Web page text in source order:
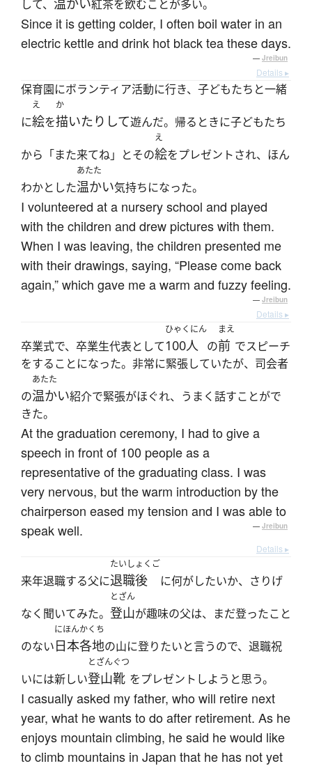
して、 温かい紅茶を飲むことが多い。
Since it is getting colder, I often boil water in an
electric kettle and drink hot black tea these days.
— Jreibun
Details ▸
保育園にボランティア活動に行き、子どもたちと一緒
に
え
絵を
か
描いたりして遊んだ。帰るときに子どもたち
から「また来てね」とその
え
絵をプレゼントされ、ほん
わかとした
あたた
温かい気持ちになった。
I volunteered at a nursery school and played
with the children and drew pictures with them.
When I was leaving, the children presented me
with their drawings, saying, “Please come back
again,” which gave me a warm and fuzzy feeling.
— Jreibun
Details ▸
卒業式で、卒業生代表として
ひゃくにん
100人 の
まえ
前 でスピーチ
をすることになった。非常に緊張していたが、司会者
の
あたた
温かい紹介で緊張がほぐれ、うまく話すことがで
きた。
At the graduation ceremony, I had to give a
speech in front of 100 people as a
representative of the graduating class. I was
very nervous, but the warm introduction by the
chairperson eased my tension and I was able to
speak well.
— Jreibun
Details ▸
来年退職する父に
たいしょくご
退職後 に何がしたいか、さりげ
なく聞いてみた。
とざん
登山が趣味の父は、まだ登ったこと
のない
にほんかくち
日本各地の山に登りたいと言うので、退職祝
いには新しい
とざんぐつ
登山靴 をプレゼントしようと思う。
I casually asked my father, who will retire next
year, what he wants to do after retirement. As he
enjoys mountain climbing, he said he would like
to climb mountains in Japan that he has not yet